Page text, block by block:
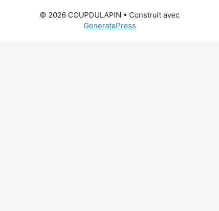
© 2026 COUPDULAPIN • Construit avec
GeneratePress